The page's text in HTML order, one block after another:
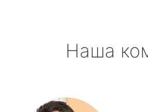
Наша